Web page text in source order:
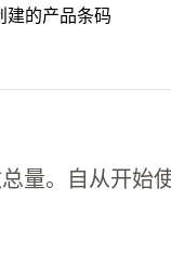
建的产品条码
量。自从开始